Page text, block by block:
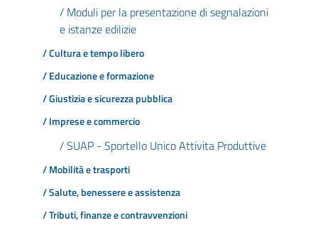
/ Moduli per la presentazione di segnalazioni
e istanze edilizie
/ Cultura e tempo libero
/ Educazione e formazione
/ Giustizia e sicurezza pubblica
/ Imprese e commercio
/ SUAP - Sportello Unico Attivita Produttive
/ Mobilità e trasporti
/ Salute, benessere e assistenza
/ Tributi, finanze e contravvenzioni